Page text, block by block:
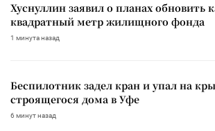
Хуснуллин заявил о планах
квадратный метр жилищного фонда
1 минута назад
Беспилотник задел кран и упал на
строящегося дома в Уфе
6 минут назад